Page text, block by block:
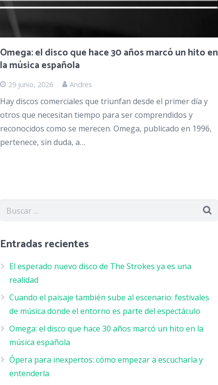
Omega: el disco que hace 30 años marcó un hito en
la música española
29 junio, 2026 Andres
Hay discos comerciales que triunfan desde el primer día y
otros que necesitan tiempo para ser comprendidos y
reconocidos como se merecen. Omega, publicado en 1996,
pertenece, sin duda, a…
Entradas recientes
El esperado nuevo disco de The Strokes ya es una
realidad
Cuando el paisaje también sube al escenario: festivales
de música donde el entorno es parte del espectáculo
Omega: el disco que hace 30 años marcó un hito en la
música española
Ópera para inexpertos: cómo empezar a escucharla y
entenderla